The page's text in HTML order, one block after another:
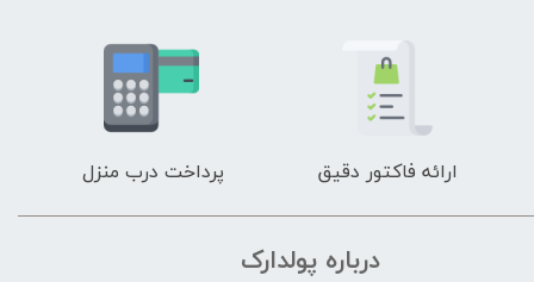
ارائه فاکتور دقیق پرداخت درب منزل
درباره پولدارک